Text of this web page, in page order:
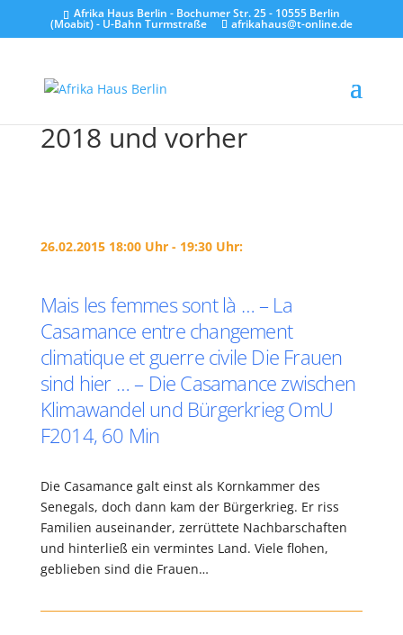
Afrika Haus Berlin - Bochumer Str. 25 - 10555 Berlin
(Moabit) - U-Bahn Turmstraße afrikahaus@t-online.de
2018 und vorher
26.02.2015 18:00 Uhr - 19:30 Uhr:
Mais les femmes sont là … – La
Casamance entre changement
climatique et guerre civile Die Frauen
sind hier … – Die Casamance zwischen
Klimawandel und Bürgerkrieg OmU
F2014, 60 Min
Die Casamance galt einst als Kornkammer des
Senegals, doch dann kam der Bürgerkrieg. Er riss
Familien auseinander, zerrüttete Nachbarschaften
und hinterließ ein vermintes Land. Viele flohen,
geblieben sind die Frauen…